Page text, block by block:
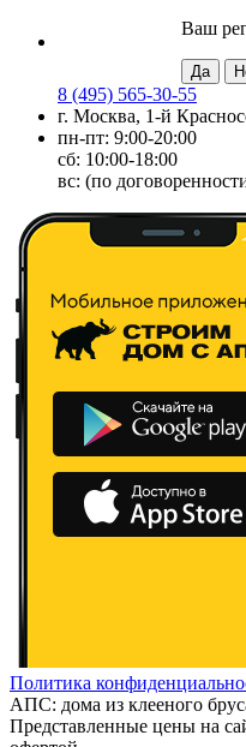
Ваш
8 (495) 565-30-55
г. Москва, 1-й
пн-пт: 9:00-20:00
сб: 10:00-18:00
вс: (по
Политика
АПС: дома из клееного
Представленные цены на